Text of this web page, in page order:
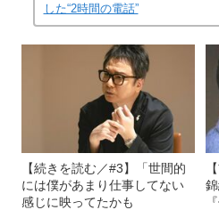
した“2時間の電話”
【続きを読む／#3】「世間的
には僕があまり仕事してない
感じに映ってたかも